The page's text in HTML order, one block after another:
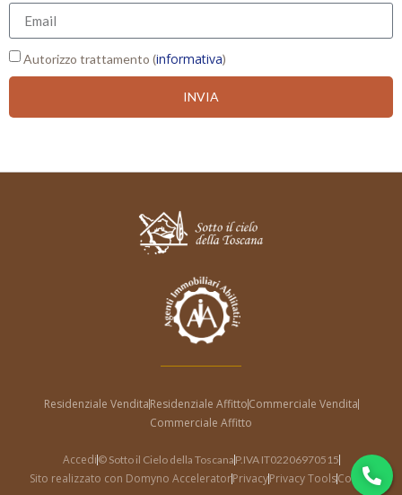
Autorizzo trattamento (informativa)
INVIA
Residenziale VenditaResidenziale AffittoCommerciale Vendita
Commerciale Affitto
Accedi © Sotto il Cielo della Toscana P.IVA IT02206970515
Sito realizzato con Domyno AcceleratorPrivacyPrivacy ToolsCookie